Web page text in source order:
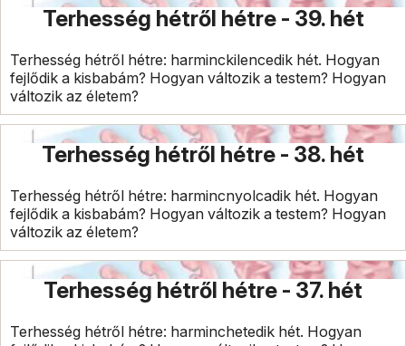
Terhesség hétről hétre - 39. hét
Terhesség hétről hétre: harminckilencedik hét. Hogyan
fejlődik a kisbabám? Hogyan változik a testem? Hogyan
változik az életem?
Terhesség hétről hétre - 38. hét
Terhesség hétről hétre: harmincnyolcadik hét. Hogyan
fejlődik a kisbabám? Hogyan változik a testem? Hogyan
változik az életem?
Terhesség hétről hétre - 37. hét
Terhesség hétről hétre: harminchetedik hét. Hogyan